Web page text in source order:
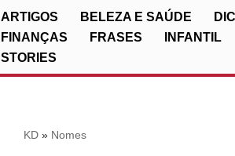
ARTIGOS BELEZA E SAÚDE
FINANÇAS
FRASES INFANTIL
STORIES
KD» Nomes